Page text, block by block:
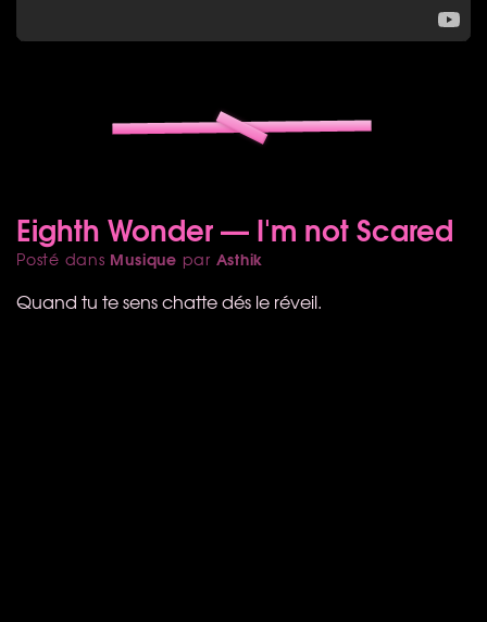
Eighth Wonder — I'm not Scared
Posté dans Musique par Asthik
Quand tu te sens chatte dés le réveil.